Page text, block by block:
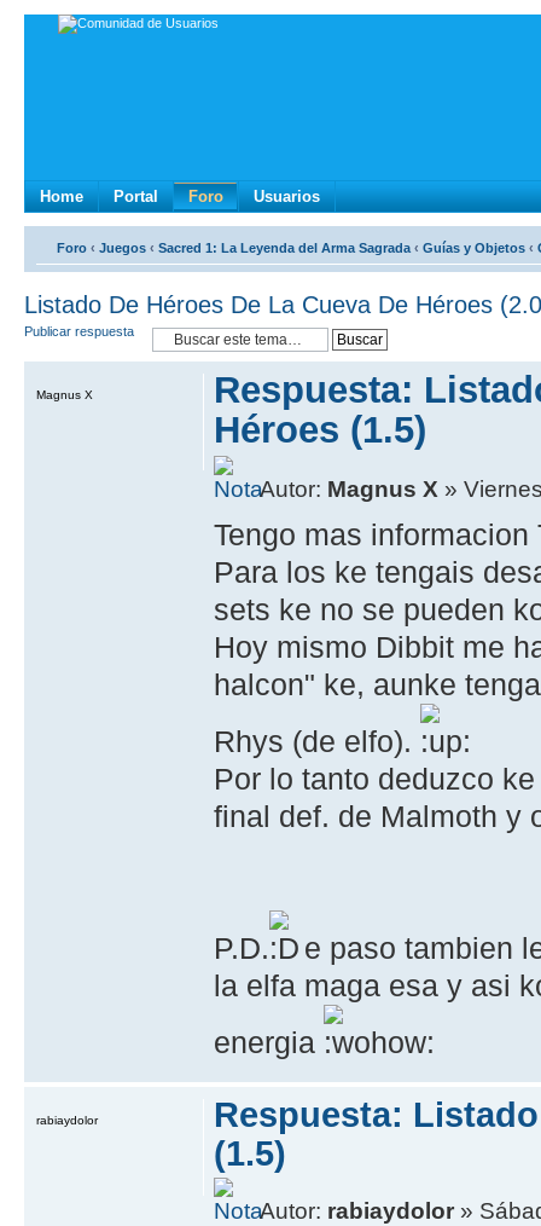
Home Portal Foro Usuarios
Foro ‹ Juegos ‹ Sacred 1: La Leyenda del Arma Sagrada ‹ Guí­as y Objetos ‹
Listado De Héroes De La Cueva De Héroes
Publicar respuesta
Respuesta:
Héroes (1.5)
Autor: Magnus X »
Tengo mas informacion
Para los ke tengais
sets ke no se pueden
Hoy mismo Dibbit me
halcon" ke, aunke
Rhys (de elfo).
Por lo tanto deduzco
final def. de Malmoth y
P.D.
e paso tambien
la elfa maga esa y asi
energia
Magnus X
Respuesta:
(1.5)
Autor: rabiaydolor »
rabiaydolor